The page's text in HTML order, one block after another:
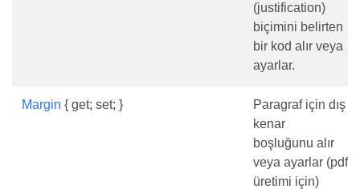
(justification)
biçimini belirten
bir kod alır veya
ayarlar.
Margin { get; set; }
Paragraf için dış
kenar
boşluğunu alır
veya ayarlar (pdf
üretimi için)